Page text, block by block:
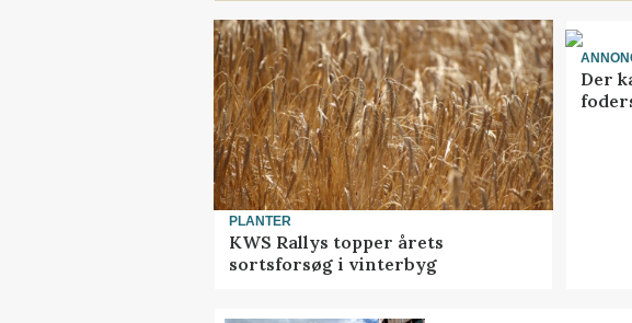
PLANTER
KWS Rallys topper årets
sortsforsøg i vinterbyg
Der